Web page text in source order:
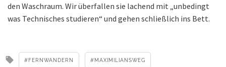
den Waschraum. Wir überfallen sie lachend mit „unbedingt
was Technisches studieren“ und gehen schließlich ins Bett.
FERNWANDERN MAXIMILIANSWEG